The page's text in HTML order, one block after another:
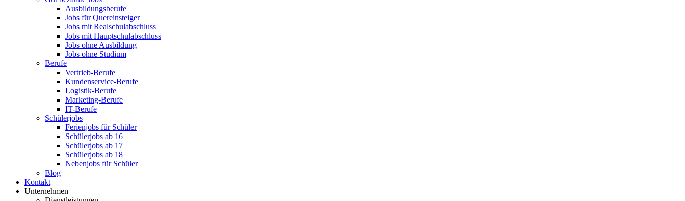
Ausbildungsberufe
Jobs für Quereinsteiger
Jobs mit Realschulabschluss
Jobs mit Hauptschulabschluss
Jobs ohne Ausbildung
Jobs ohne Studium
Berufe
Vertrieb-Berufe
Kundenservice-Berufe
Logistik-Berufe
Marketing-Berufe
IT-Berufe
Schülerjobs
Ferienjobs für Schüler
Schülerjobs ab 16
Schülerjobs ab 17
Schülerjobs ab 18
Nebenjobs für Schüler
Blog
Kontakt
Unternehmen